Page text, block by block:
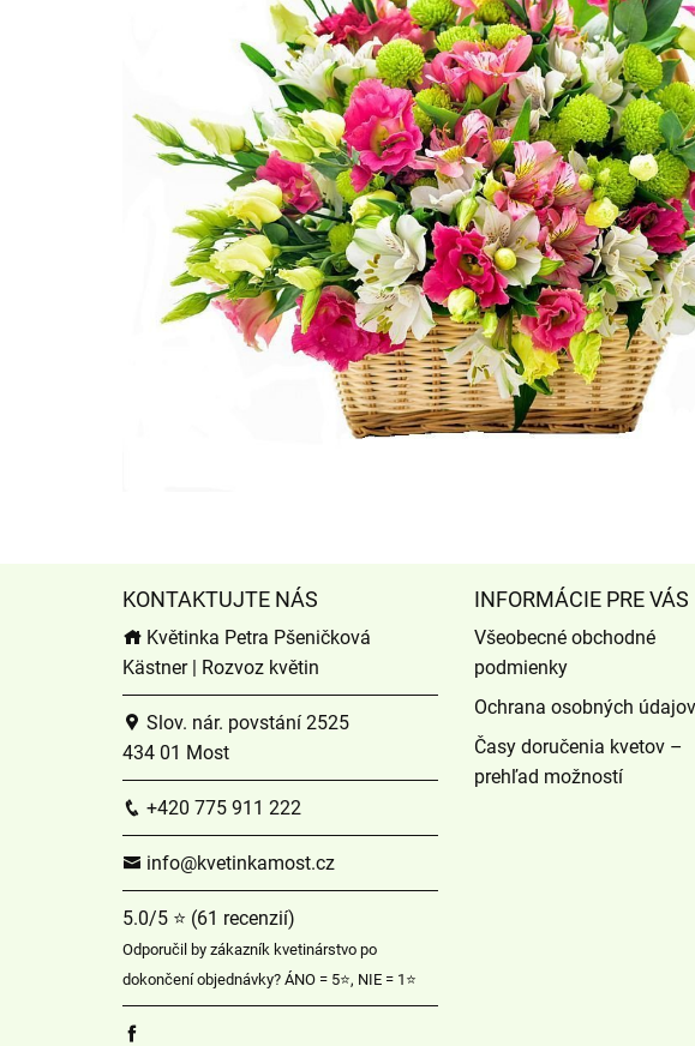
KONTAKTUJTE NÁS
Květinka Petra Pšeničková
Kästner | Rozvoz květin
Slov. nár. povstání 2525
434 01 Most
+420 775 911 222
info@kvetinkamost.cz
5.0/5 ⭐ (61 recenzií)
Odporučil by zákazník kvetinárstvo po
dokončení objednávky? ÁNO = 5⭐, NIE = 1⭐
INFORMÁCIE PRE VÁS
Všeobecné obchodné
podmienky
Ochrana osobných údajov
Časy doručenia kvetov –
prehľad možností